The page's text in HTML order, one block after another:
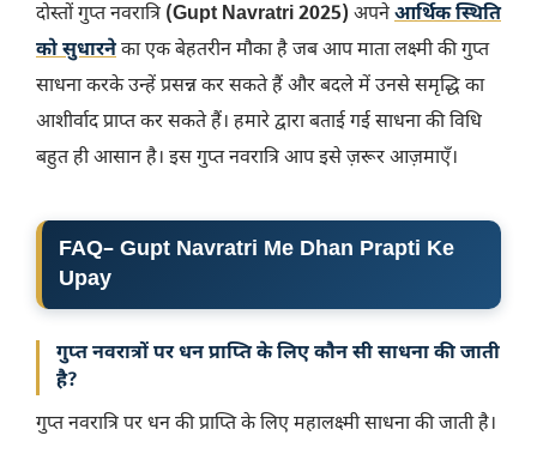
दोस्तों गुप्त नवरात्रि (Gupt Navratri 2025) अपनेआर्थिक स्थिति
को सुधारनेका एक बेहतरीन मौका है जब आप माता लक्ष्मी की गुप्त
साधना करके उन्हें प्रसन्न कर सकते हैं और बदले में उनसे समृद्धि का
आशीर्वाद प्राप्त कर सकते हैं। हमारे द्वारा बताई गई साधना की विधि
बहुत ही आसान है। इस गुप्त नवरात्रि आप इसे ज़रूर आज़माएँ।
FAQ– Gupt Navratri Me Dhan Prapti Ke
Upay
गुप्त नवरात्रों पर धन प्राप्ति के लिए कौन सी साधना की जाती
है?
गुप्त नवरात्रि पर धन की प्राप्ति के लिए महालक्ष्मी साधना की जाती है।